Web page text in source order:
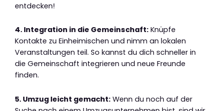
entdecken!
4. Integration in die Gemeinschaft: Knüpfe
Kontakte zu Einheimischen und nimm an lokalen
Veranstaltungen teil. So kannst du dich schneller in
die Gemeinschaft integrieren und neue Freunde
finden.
5. Umzug leicht gemacht: Wenn du noch auf der